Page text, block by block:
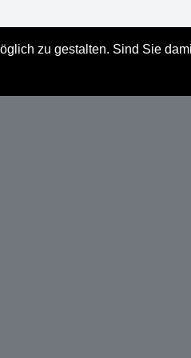
zu gestalten. Sind Sie